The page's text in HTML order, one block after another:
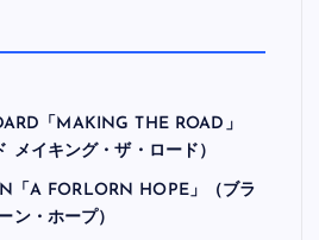
「MAKING THE ROAD」
メイキング・ザ・ロード）
「A FORLORN HOPE」（ブラ
ン・ホープ）